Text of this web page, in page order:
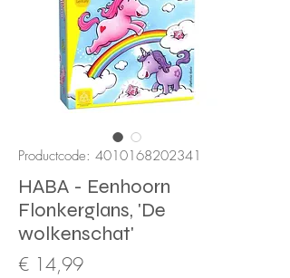
Productcode: 4010168202341
HABA - Eenhoorn
Flonkerglans, 'De
wolkenschat'
€ 14,99Prijs